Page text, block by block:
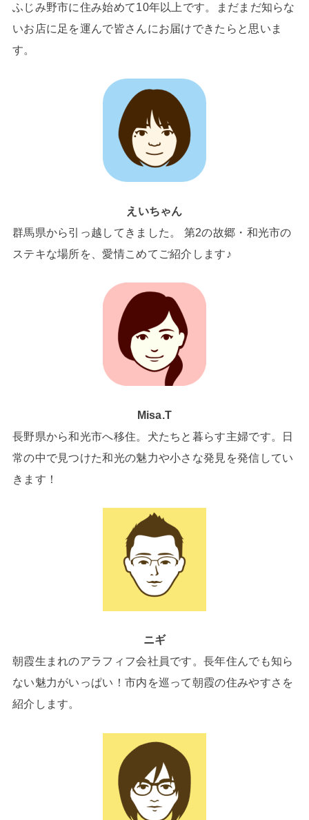
ふじみ野市に住み始めて10年以上です。まだまだ知らな
いお店に足を運んで皆さんにお届けできたらと思いま
す。
えいちゃん
群馬県から引っ越してきました。 第2の故郷・和光市の
ステキな場所を、愛情こめてご紹介します♪
Misa.T
長野県から和光市へ移住。犬たちと暮らす主婦です。日
常の中で見つけた和光の魅力や小さな発見を発信してい
きます！
ニギ
朝霞生まれのアラフィフ会社員です。長年住んでも知ら
ない魅力がいっぱい！市内を巡って朝霞の住みやすさを
紹介します。